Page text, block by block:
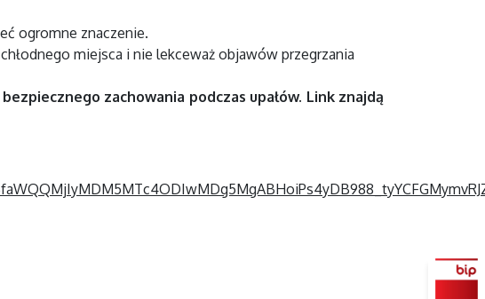
ogromne znaczenie.
miejsca i nie lekceważ objawów przegrzania
zachowania podczas upałów. Link znajdą